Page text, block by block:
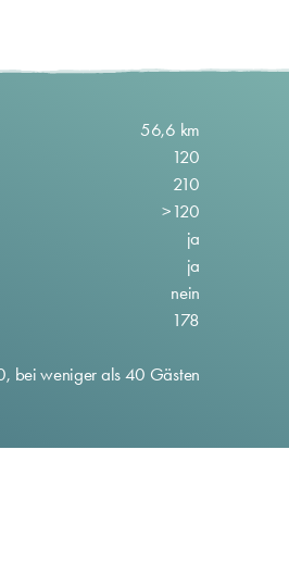
56,6 km
120
210
>120
ja
ja
nein
178
bei weniger als 40 Gästen